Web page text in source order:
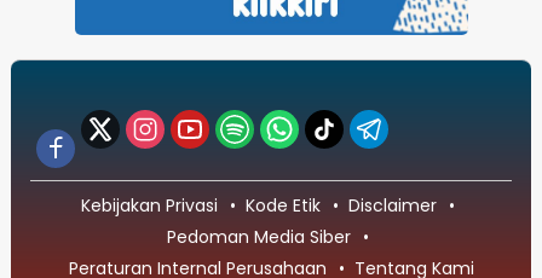
Kebijakan Privasi Kode Etik
Disclaimer
Pedoman Media Siber
Peraturan Internal Perusahaan
Tentang Kami